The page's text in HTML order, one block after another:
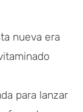
nueva era
para lanzar